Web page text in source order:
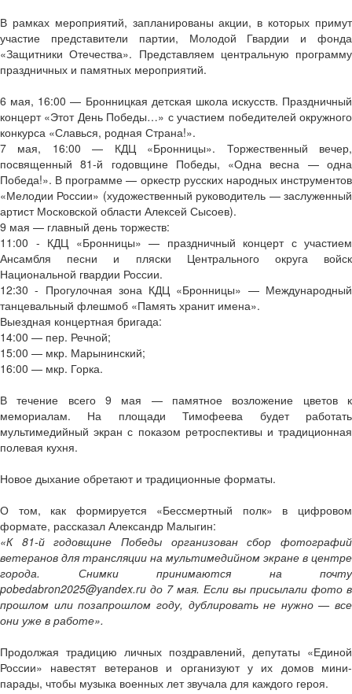
В рамках мероприятий, запланированы акции, в которых примут
участие представители партии, Молодой Гвардии и фонда
«Защитники Отечества». Представляем центральную программу
праздничных и памятных мероприятий.
6 мая, 16:00 — Бронницкая детская школа искусств. Праздничный
концерт «Этот День Победы…» с участием победителей окружного
конкурса «Славься, родная Страна!».
7 мая, 16:00 — КДЦ «Бронницы». Торжественный вечер,
посвященный 81-й годовщине Победы, «Одна весна — одна
Победа!». В программе — оркестр русских народных инструментов
«Мелодии России» (художественный руководитель — заслуженный
артист Московской области Алексей Сысоев).
9 мая — главный день торжеств:
11:00 - КДЦ «Бронницы» — праздничный концерт с участием
Ансамбля песни и пляски Центрального округа войск
Национальной гвардии России.
12:30 - Прогулочная зона КДЦ «Бронницы» — Международный
танцевальный флешмоб «Память хранит имена».
Выездная концертная бригада:
14:00 — пер. Речной;
15:00 — мкр. Марынинский;
16:00 — мкр. Горка.
В течение всего 9 мая — памятное возложение цветов к
мемориалам. На площади Тимофеева будет работать
мультимедийный экран с показом ретроспективы и традиционная
полевая кухня.
Новое дыхание обретают и традиционные форматы.
О том, как формируется «Бессмертный полк» в цифровом
формате, рассказал Александр Малыгин:
«К 81-й годовщине Победы организован сбор фотографий
ветеранов для трансляции на мультимедийном экране в центре
города. Снимки принимаются на почту
pobedabron2025@yandex.ru до 7 мая. Если вы присылали фото в
прошлом или позапрошлом году, дублировать не нужно — все
они уже в работе».
Продолжая традицию личных поздравлений, депутаты «Единой
России» навестят ветеранов и организуют у их домов мини-
парады, чтобы музыка военных лет звучала для каждого героя.